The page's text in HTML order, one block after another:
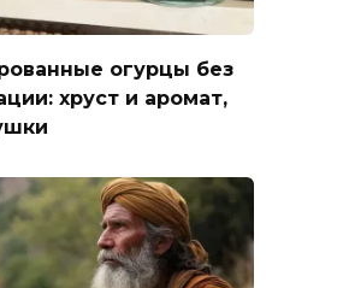
огурцы без
хруст и аромат,